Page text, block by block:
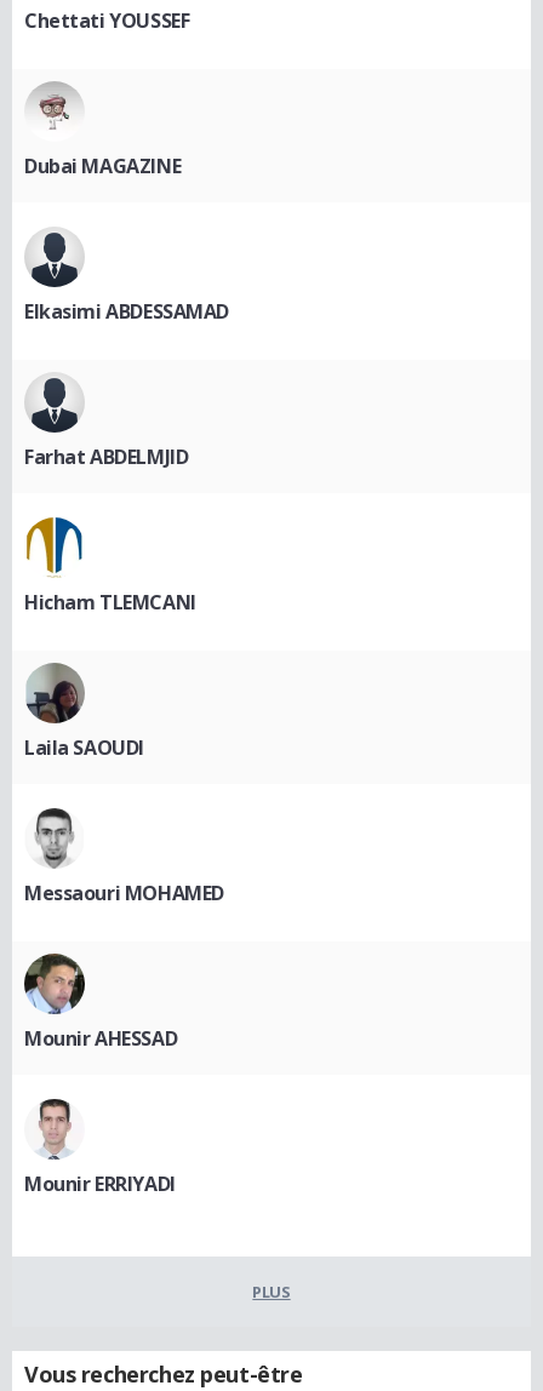
Chettati YOUSSEF
Dubai MAGAZINE
Elkasimi ABDESSAMAD
Farhat ABDELMJID
Hicham TLEMCANI
Laila SAOUDI
Messaouri MOHAMED
Mounir AHESSAD
Mounir ERRIYADI
PLUS
Vous recherchez peut-être